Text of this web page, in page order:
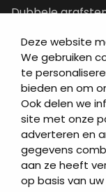
Deze website
We gebruiken
te
bieden en om
Ook delen we
site met onze
adverteren en
gegevens
aan ze heeft
op basis van
Dubbele
Letterplaten
Grafzerken
Direct naar
Grafstenen
As artikelen